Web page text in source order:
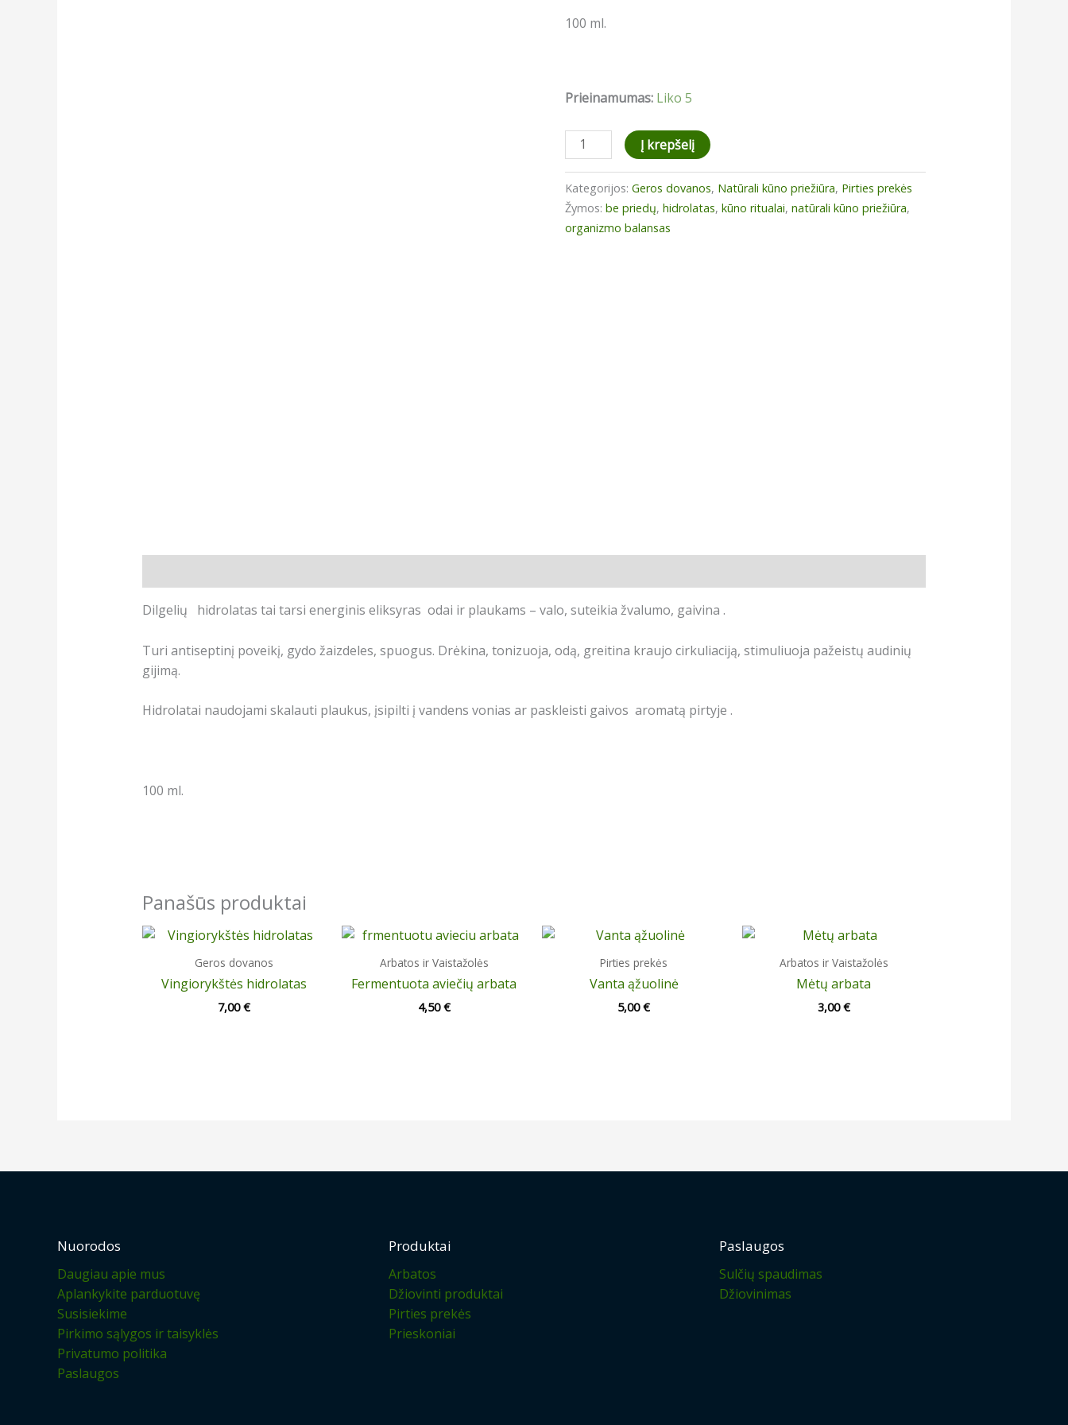
100 ml.
Prieinamumas: Liko 5
produkto
kiekis:
Dilgėlių
hidrolatas
Į krepšelį
Kategorijos:Geros dovanos, Natūrali kūno priežiūra, Pirties prekės
Žymos:be priedų,hidrolatas,kūno ritualai,natūrali kūno priežiūra,
organizmo balansas
Dilgelių hidrolatas tai tarsi energinis eliksyras odai ir plaukams – valo, suteikia žvalumo, gaivina .
Turi antiseptinį poveikį, gydo žaizdeles, spuogus. Drėkina, tonizuoja, odą, greitina kraujo cirkuliaciją, stimuliuoja pažeistų audinių
gijimą.
Hidrolatai naudojami skalauti plaukus, įsipilti į vandens vonias ar paskleisti gaivos aromatą pirtyje .
100 ml.
Panašūs produktai
Geros dovanos
Vingiorykštės hidrolatas
7,00€
Arbatos ir Vaistažolės
Fermentuota aviečių arbata
4,50€
Pirties prekės
Vanta ąžuolinė
5,00€
Arbatos ir Vaistažolės
Mėtų arbata
3,00€
Nuorodos
Daugiau apie mus
Aplankykite parduotuvę
Susisiekime
Pirkimo sąlygos ir taisyklės
Privatumo politika
Paslaugos
Produktai
Arbatos
Džiovinti produktai
Pirties prekės
Prieskoniai
Paslaugos
Sulčių spaudimas
Džiovinimas